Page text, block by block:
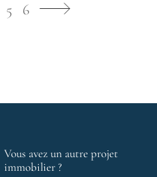
5 6
Vous avez un autre projet
immobilier ?